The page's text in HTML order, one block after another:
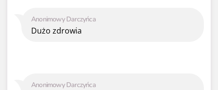
Anonimowy Darczyńca
Anonimowy Darczyńca
Dużo zdrowia